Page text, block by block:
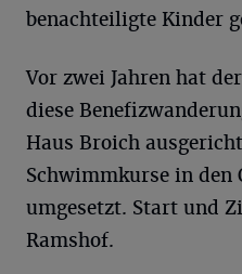
benachteiligte Kinder
Vor zwei Jahren hat
diese
Haus Broich
Schwimmkurse in den
umgesetzt. Start und
Ramshof.